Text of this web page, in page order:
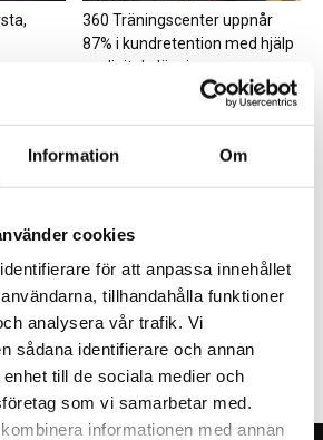
Information Om
cookies
för att anpassa innehållet
tillhandahålla funktioner
analysera vår trafik. Vi
sådana identifierare och annan
till de sociala medier och
som vi samarbetar med.
informationen med annan
360 Träningscenter uppnår
87% i kundretention med hjälp
av digitala lösningar...
FIBO
Business
Hemmagymmet som
överlevde en brand